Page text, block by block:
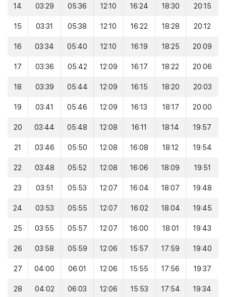
14 03:29 05:36 12:10 16:24 18:30 20:15
15 03:31 05:38 12:10 16:22 18:28 20:12
16 03:34 05:40 12:10 16:19 18:25 20:09
17 03:36 05:42 12:09 16:17 18:22 20:06
18 03:39 05:44 12:09 16:15 18:20 20:03
19 03:41 05:46 12:09 16:13 18:17 20:00
20 03:44 05:48 12:08 16:11 18:14 19:57
21 03:46 05:50 12:08 16:08 18:12 19:54
22 03:48 05:52 12:08 16:06 18:09 19:51
23 03:51 05:53 12:07 16:04 18:07 19:48
24 03:53 05:55 12:07 16:02 18:04 19:45
25 03:55 05:57 12:07 16:00 18:01 19:43
26 03:58 05:59 12:06 15:57 17:59 19:40
27 04:00 06:01 12:06 15:55 17:56 19:37
28 04:02 06:03 12:06 15:53 17:54 19:34